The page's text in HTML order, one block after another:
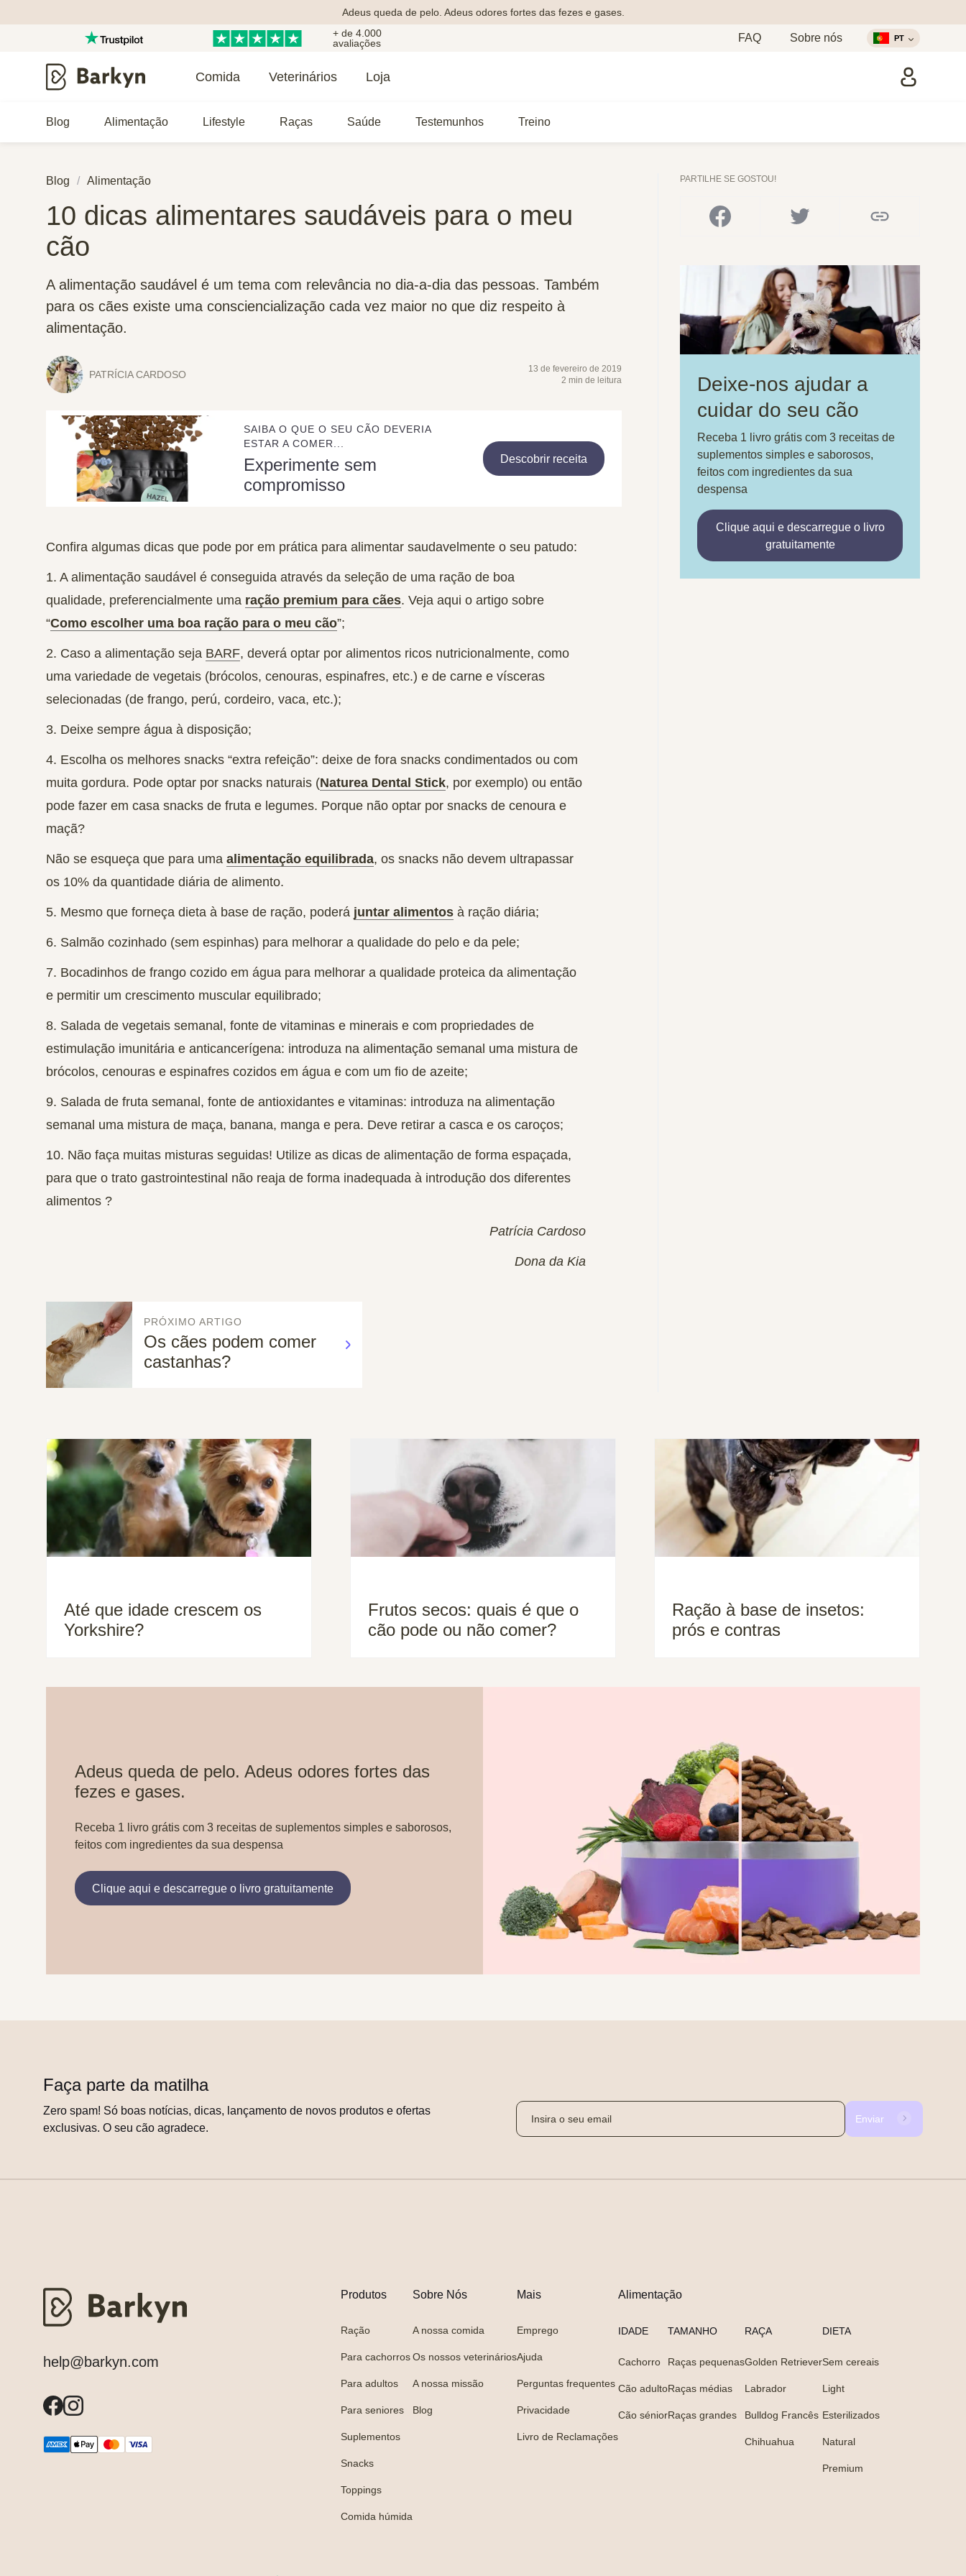
Adeus queda de pelo. Adeus odores fortes das fezes e gases.
+ de 4.000
avaliações
FAQ Sobre nós PT
Comida Veterinários Loja
Blog Alimentação Lifestyle Raças Saúde Testemunhos Treino
Blog Alimentação
10 dicas alimentares saudáveis para o meu
cão
A alimentação saudável é um tema com relevância no dia-a-dia das pessoas. Também
para os cães existe uma consciencialização cada vez maior no que diz respeito à
alimentação.
PATRÍCIA CARDOSO
13 de fevereiro de 2019
2 min de leitura
SAIBA O QUE O SEU CÃO DEVERIA
ESTAR A COMER...
Experimente sem
compromisso
Descobrir receita
Confira algumas dicas que pode por em prática para alimentar saudavelmente o seu patudo:
1. A alimentação saudável é conseguida através da seleção de uma ração de boa
qualidade, preferencialmente uma ração premium para cães. Veja aqui o artigo sobre
“Como escolher uma boa ração para o meu cão”;
2. Caso a alimentação seja BARF, deverá optar por alimentos ricos nutricionalmente, como
uma variedade de vegetais (brócolos, cenouras, espinafres, etc.) e de carne e vísceras
selecionadas (de frango, perú, cordeiro, vaca, etc.);
3. Deixe sempre água à disposição;
4. Escolha os melhores snacks “extra refeição”: deixe de fora snacks condimentados ou com
muita gordura. Pode optar por snacks naturais (Naturea Dental Stick, por exemplo) ou então
pode fazer em casa snacks de fruta e legumes. Porque não optar por snacks de cenoura e
maçã?
Não se esqueça que para uma alimentação equilibrada, os snacks não devem ultrapassar
os 10% da quantidade diária de alimento.
5. Mesmo que forneça dieta à base de ração, poderá juntar alimentos à ração diária;
6. Salmão cozinhado (sem espinhas) para melhorar a qualidade do pelo e da pele;
7. Bocadinhos de frango cozido em água para melhorar a qualidade proteica da alimentação
e permitir um crescimento muscular equilibrado;
8. Salada de vegetais semanal , fonte de vitaminas e minerais e com propriedades de
estimulação imunitária e anticancerígena: introduza na alimentação semanal uma mistura de
brócolos, cenouras e espinafres cozidos em água e com um fio de azeite;
9. Salada de fruta semanal , fonte de antioxidantes e vitaminas: introduza na alimentação
semanal uma mistura de maça, banana, manga e pera. Deve retirar a casca e os caroços;
10. Não faça muitas misturas seguidas! Utilize as dicas de alimentação de forma espaçada,
para que o trato gastrointestinal não reaja de forma inadequada à introdução dos diferentes
alimentos ?
Patrícia Cardoso
Dona da Kia
PRÓXIMO ARTIGO
Os cães podem comer
castanhas?
PARTILHE SE GOSTOU!
Deixe-nos ajudar a
cuidar do seu cão
Receba 1 livro grátis com 3 receitas de
suplementos simples e saborosos,
feitos com ingredientes da sua
despensa
Clique aqui e descarregue o livro
gratuitamente
Até que idade crescem os
Yorkshire?
Frutos secos: quais é que o
cão pode ou não comer?
Ração à base de insetos:
prós e contras
Adeus queda de pelo. Adeus odores fortes das
fezes e gases.
Receba 1 livro grátis com 3 receitas de suplementos simples e saborosos,
feitos com ingredientes da sua despensa
Clique aqui e descarregue o livro gratuitamente
Faça parte da matilha
Zero spam! Só boas notícias, dicas, lançamento de novos produtos e ofertas
exclusivas. O seu cão agradece.
Enviar
help@barkyn.com
Produtos
Ração
Para cachorros
Para adultos
Para seniores
Suplementos
Snacks
Toppings
Comida húmida
Sobre Nós
A nossa comida
Os nossos veterinários
A nossa missão
Blog
Mais
Emprego
Ajuda
Perguntas frequentes
Privacidade
Livro de Reclamações
Alimentação
IDADE
Cachorro
Cão adulto
Cão sénior
TAMANHO
Raças pequenas
Raças médias
Raças grandes
RAÇA
Golden Retriever
Labrador
Bulldog Francês
Chihuahua
DIETA
Sem cereais
Light
Esterilizados
Natural
Premium